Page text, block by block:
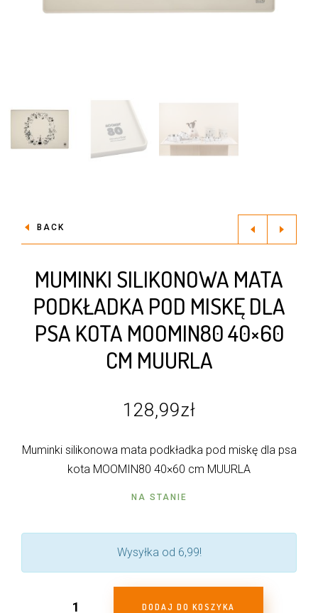
BACK
MUMINKI SILIKONOWA MATA
PODKŁADKA POD MISKĘ DLA
PSA KOTA MOOMIN80 40×60
CM MUURLA
128,99zł
Muminki silikonowa mata podkładka pod miskę dla psa
kota MOOMIN80 40×60 cm MUURLA
NA STANIE
Wysyłka od 6,99!
DODAJ DO KOSZYKA